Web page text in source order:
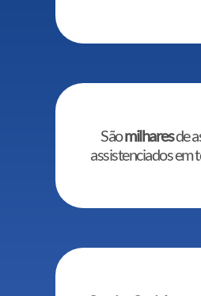
Sãomilharesde
assistenciados em